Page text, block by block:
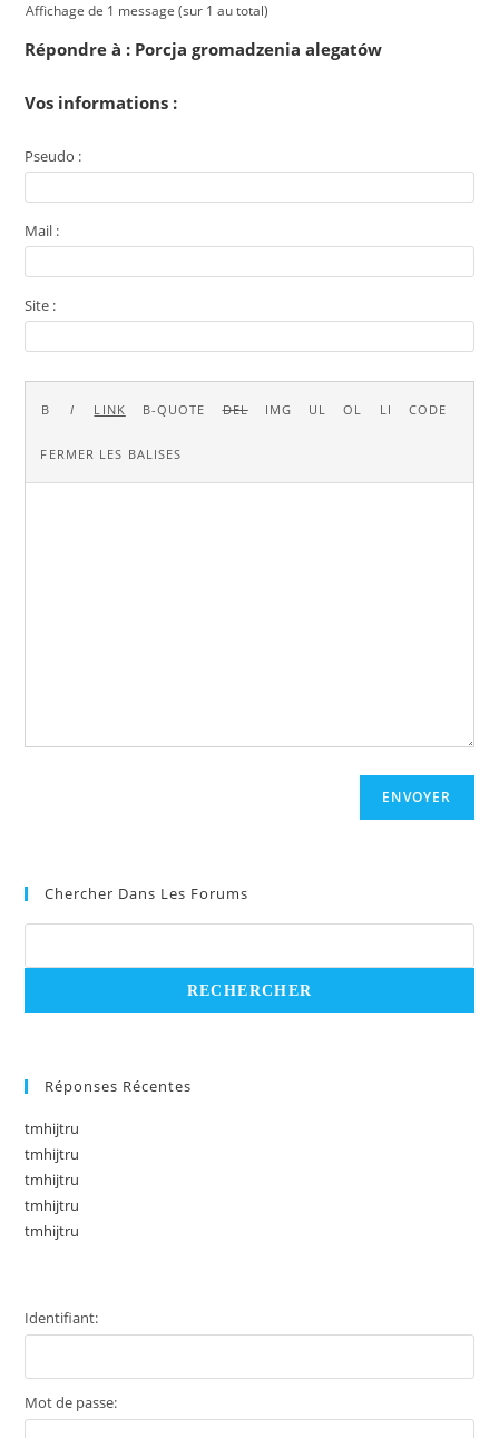
Affichage de 1 message (sur 1 au total)
Répondre à : Porcja gromadzenia alegatów
Vos informations :
Pseudo :
Mail :
Site :
ENVOYER
Chercher Dans Les Forums
Réponses Récentes
tmhijtru
tmhijtru
tmhijtru
tmhijtru
tmhijtru
Identifiant:
Mot de passe: